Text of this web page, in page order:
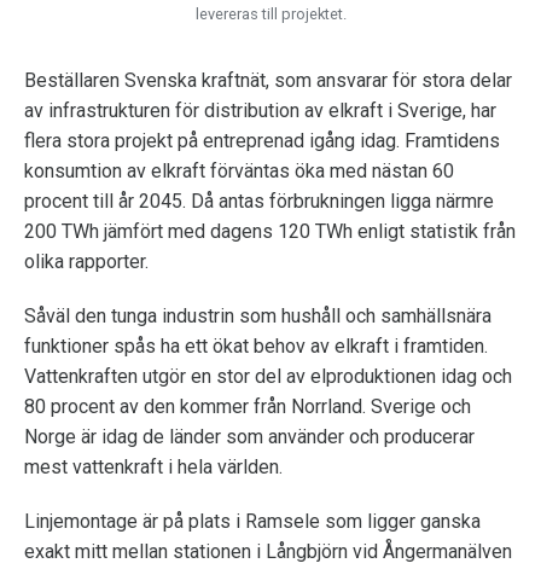
levereras till projektet.
Beställaren Svenska kraftnät, som ansvarar för stora delar
av infrastrukturen för distribution av elkraft i Sverige, har
flera stora projekt på entreprenad igång idag. Framtidens
konsumtion av elkraft förväntas öka med nästan 60
procent till år 2045. Då antas förbrukningen ligga närmre
200 TWh jämfört med dagens 120 TWh enligt statistik från
olika rapporter.
Såväl den tunga industrin som hushåll och samhällsnära
funktioner spås ha ett ökat behov av elkraft i framtiden.
Vattenkraften utgör en stor del av elproduktionen idag och
80 procent av den kommer från Norrland. Sverige och
Norge är idag de länder som använder och producerar
mest vattenkraft i hela världen.
Linjemontage är på plats i Ramsele som ligger ganska
exakt mitt mellan stationen i Långbjörn vid Ångermanälven